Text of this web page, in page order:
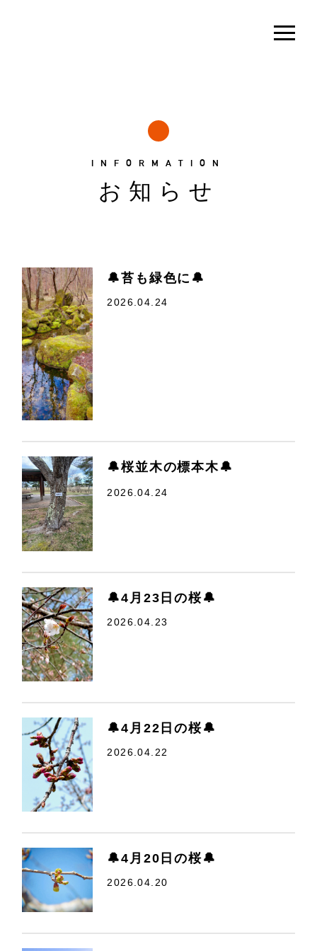
INFORMATION
お知らせ
🔔苔も緑色に🔔
2026.04.24
🔔桜並木の標本木🔔
2026.04.24
🔔4月23日の桜🔔
2026.04.23
🔔4月22日の桜🔔
2026.04.22
🔔4月20日の桜🔔
2026.04.20